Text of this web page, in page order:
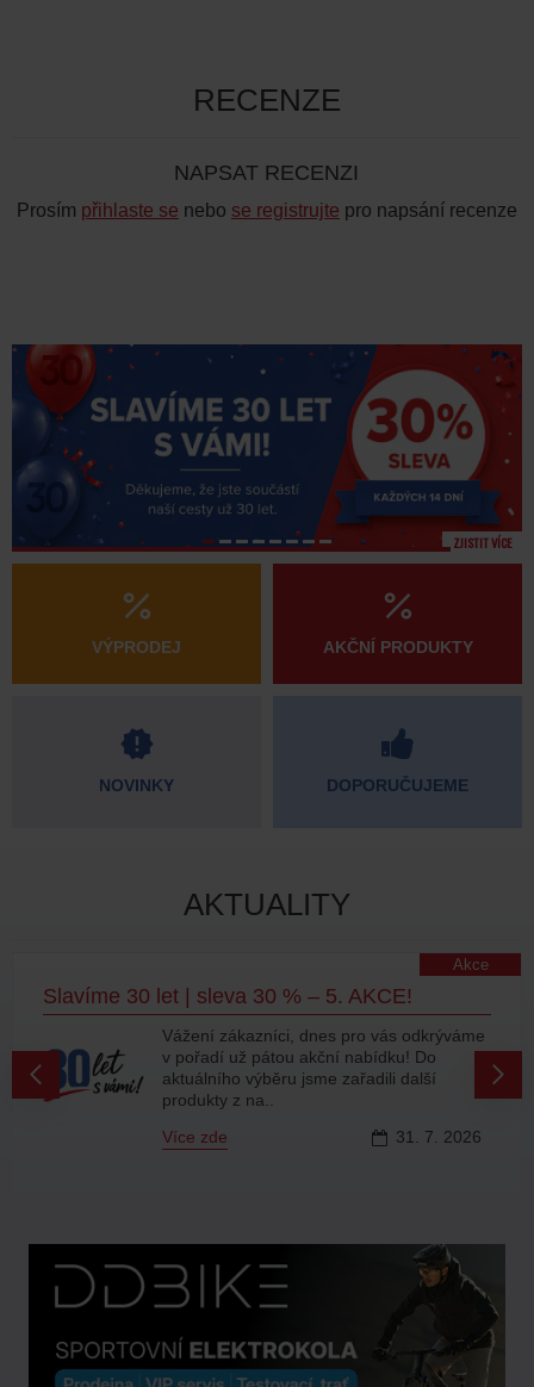
RECENZE
NAPSAT RECENZI
Prosím přihlaste se nebo se registrujte pro napsání recenze
ZJISTIT VÍCE
VÝPRODEJ
NOVINKY
AKČNÍ PRODUKTY
DOPORUČUJEME
AKTUALITY
Slavíme 30 let | sleva 30 % – 5. AKCE!
Akce
31. 7. 2026
Vážení zákazníci, dnes pro vás odkrýváme
v pořadí už pátou akční nabídku! Do
aktuálního výběru jsme zařadili další
produkty z na..
Více zde